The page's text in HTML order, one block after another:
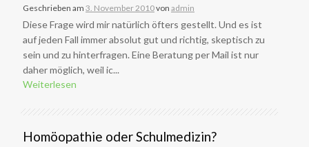
Geschrieben am 3. November 2010von admin
Diese Frage wird mir natürlich öfters gestellt. Und es ist
auf jeden Fall immer absolut gut und richtig, skeptisch zu
sein und zu hinterfragen. Eine Beratung per Mail ist nur
daher möglich, weil ic...
Weiterlesen
Homöopathie oder Schulmedizin?